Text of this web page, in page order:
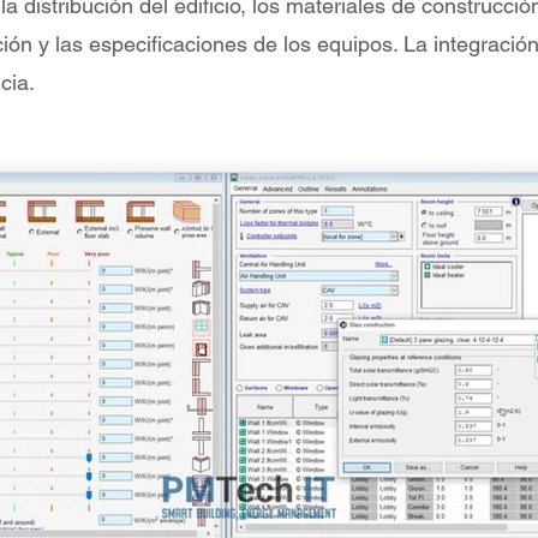
distribución del edificio, los materiales de
y las especificaciones de los equipos. La